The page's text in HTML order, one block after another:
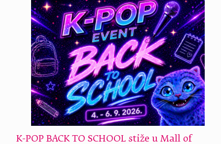
K-POP BACK TO SCHOOL stiže u Mall of